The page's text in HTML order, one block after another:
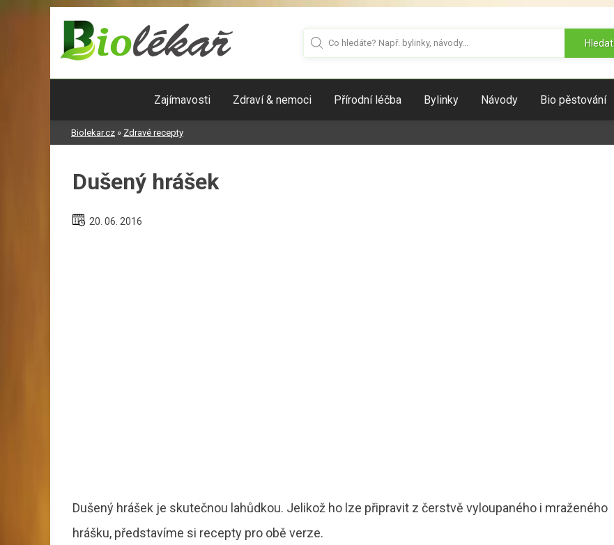
Hledat
Zajímavosti Zdraví & nemoci Přírodní léčba Bylinky Návody Bio pěstování
Biolekar.cz » Zdravé recepty
Dušený hrášek
20. 06. 2016
Dušený hrášek je skutečnou lahůdkou. Jelikož ho lze připravit z čerstvě vyloupaného i mraženého
hrášku, představíme si recepty pro obě verze.